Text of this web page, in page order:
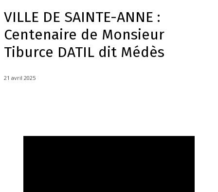
VILLE DE SAINTE-ANNE :
Centenaire de Monsieur
Tiburce DATIL dit Médès
21 avril 2025